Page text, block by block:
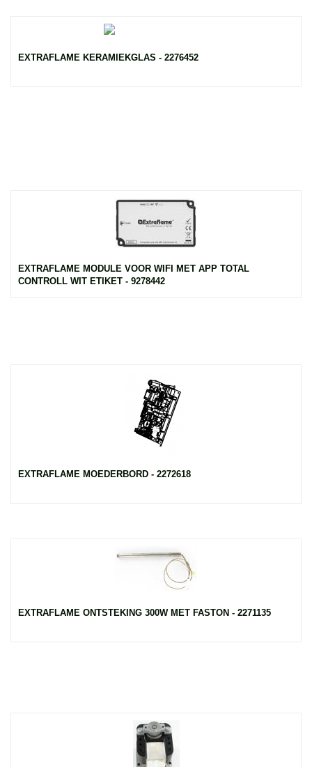
EXTRAFLAME KERAMIEKGLAS - 2276452
EXTRAFLAME MODULE VOOR WIFI MET APP TOTAL
CONTROLL WIT ETIKET - 9278442
EXTRAFLAME MOEDERBORD - 2272618
EXTRAFLAME ONTSTEKING 300W MET FASTON - 2271135